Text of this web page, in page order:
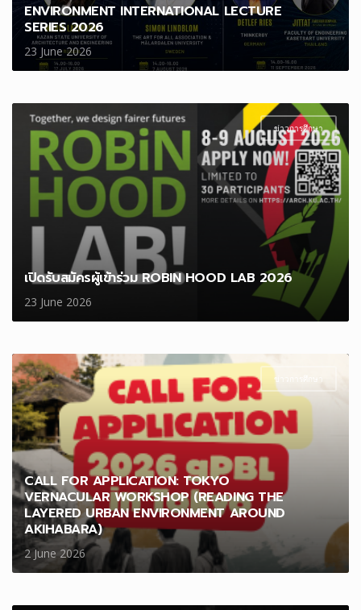
ENVIRONMENT INTERNATIONAL LECTURE
SERIES 2026
23 June 2026
ข่าวการศึกษา
เปิดรับสมัครผู้เข้าร่วม ROBIN HOOD LAB 2026
23 June 2026
ข่าวการศึกษา
CALL FOR APPLICATION: TOKYO
VERNACULAR WORKSHOP (READING THE
LAYERED URBAN ENVIRONMENT AROUND
AKIHABARA)
2 June 2026